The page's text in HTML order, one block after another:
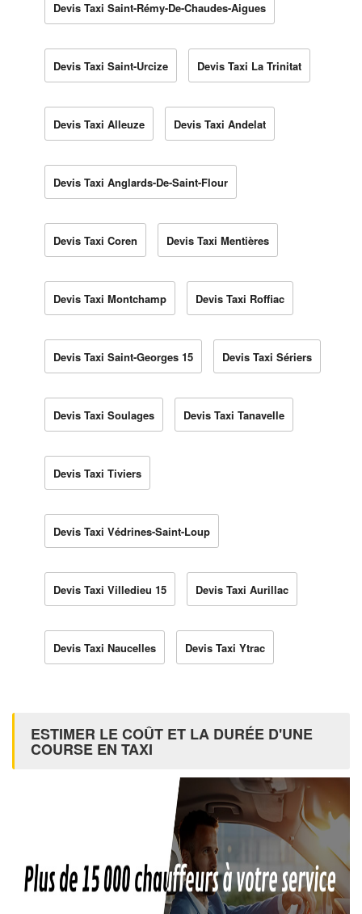
Devis Taxi Saint-Rémy-De-Chaudes-Aigues
Devis Taxi Saint-Urcize Devis Taxi La Trinitat
Devis Taxi Alleuze Devis Taxi Andelat
Devis Taxi Anglards-De-Saint-Flour
Devis Taxi Coren Devis Taxi Mentières
Devis Taxi Montchamp Devis Taxi Roffiac
Devis Taxi Saint-Georges 15 Devis Taxi Sériers
Devis Taxi Soulages Devis Taxi Tanavelle
Devis Taxi Tiviers
Devis Taxi Védrines-Saint-Loup
Devis Taxi Villedieu 15 Devis Taxi Aurillac
Devis Taxi Naucelles Devis Taxi Ytrac
ESTIMER LE COÛT ET LA DURÉE D'UNE
COURSE EN TAXI